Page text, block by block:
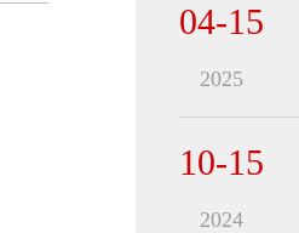
04-15
2025
10-15
2024